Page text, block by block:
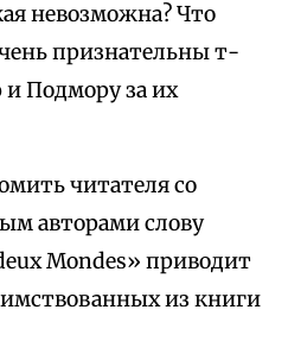
невозможна? Что
признательны т-
Подмору за их
читателя со
авторами слову
Mondes» приводит
из книги